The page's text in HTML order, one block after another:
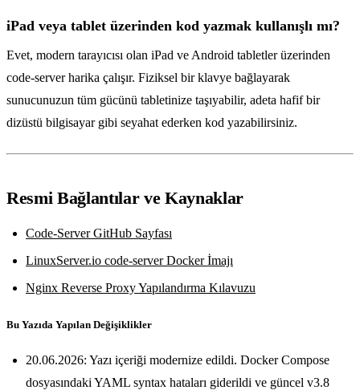
iPad veya tablet üzerinden kod yazmak kullanışlı mı?
Evet, modern tarayıcısı olan iPad ve Android tabletler üzerinden
code-server harika çalışır. Fiziksel bir klavye bağlayarak
sunucunuzun tüm gücünü tabletinize taşıyabilir, adeta hafif bir
dizüstü bilgisayar gibi seyahat ederken kod yazabilirsiniz.
Resmi Bağlantılar ve Kaynaklar
Code-Server GitHub Sayfası
LinuxServer.io code-server Docker İmajı
Nginx Reverse Proxy Yapılandırma Kılavuzu
Bu Yazıda Yapılan Değişiklikler
20.06.2026: Yazı içeriği modernize edildi. Docker Compose
dosyasındaki YAML syntax hataları giderildi ve güncel v3.8